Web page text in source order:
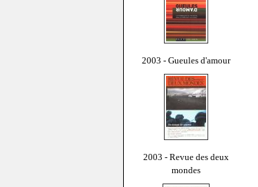
2003 - Gueules d'amour
2003 - Revue des deux
mondes